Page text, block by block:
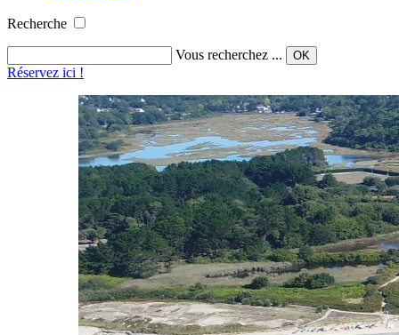
Recherche
Vous recherchez ...
Réservez ici !